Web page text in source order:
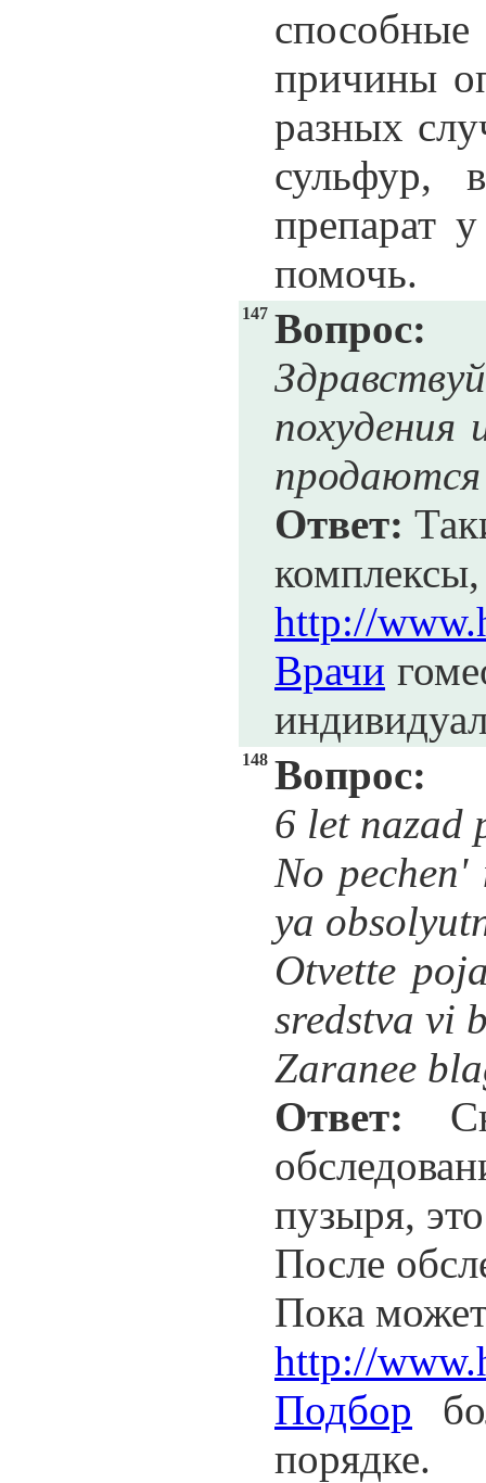
причины
разных
сульфур,
препарат
помочь.
147 Вопрос:
Ответ:
http://
Врачи
148 Вопрос:
6 let nazad
No pechen'
ya
Otvette
sredstva vi
Zaranee
Ответ:
пузыря,
После
Пока
http://
Подбор
порядке.